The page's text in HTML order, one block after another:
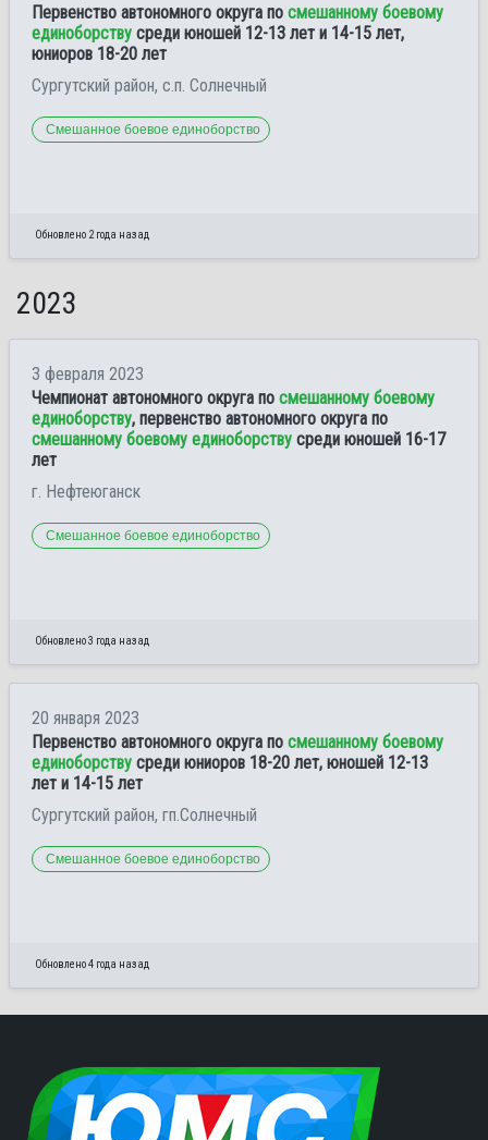
Первенство автономного округа по смешанному боевому
единоборству среди юношей 12-13 лет и 14-15 лет,
юниоров 18-20 лет
Сургутский район, с.п. Солнечный
Смешанное боевое единоборство
Обновлено 2 года назад
2023
3 февраля 2023
Чемпионат автономного округа по смешанному боевому
единоборству, первенство автономного округа по
смешанному боевому единоборству среди юношей 16-17
лет
г. Нефтеюганск
Смешанное боевое единоборство
Обновлено 3 года назад
20 января 2023
Первенство автономного округа по смешанному боевому
единоборству среди юниоров 18-20 лет, юношей 12-13
лет и 14-15 лет
Сургутский район, гп.Солнечный
Смешанное боевое единоборство
Обновлено 4 года назад